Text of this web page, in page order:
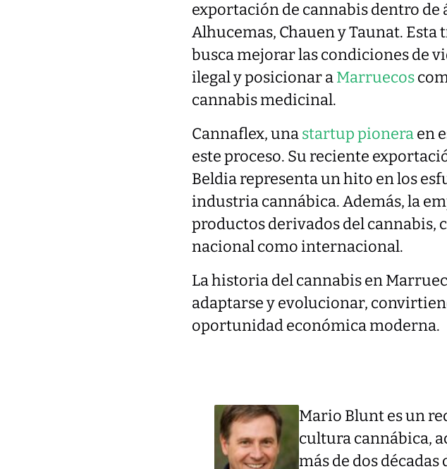
exportación de cannabis dentro de
Alhucemas, Chauen y Taunat.
busca mejorar las condiciones de
ilegal y posicionar aMarruecos
cannabis medicinal.
Cannaflex, unastartup pioneraen
este proceso. Su reciente
Beldia representa un hito en los
industria cannábica. Además, la
productos derivados del cannabis,
nacional como internacional.
La historia del cannabis en
adaptarse y evolucionar,
oportunidad económica moderna.
Mario Blunt es un
cultura cannábica,
más de dos